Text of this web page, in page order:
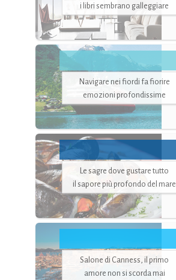
i libri sembrano galleggiare
Navigare nei fiordi fa fiorire
emozioni profondissime
Le sagre dove gustare tutto
il sapore più profondo del mare
Salone di Canness, il primo
amore non si scorda mai